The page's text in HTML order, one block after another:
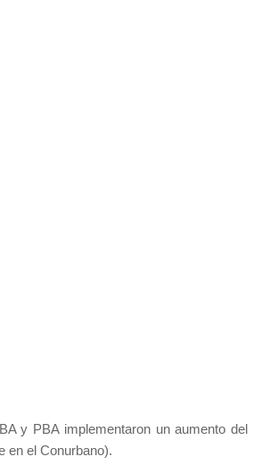
y PBA implementaron un aumento del
en el Conurbano).